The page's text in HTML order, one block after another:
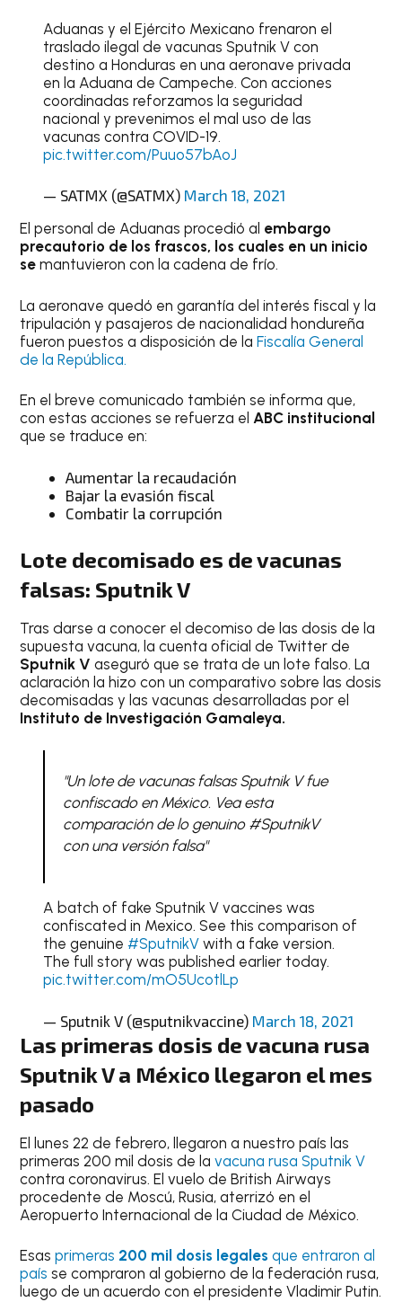
Aduanas y el Ejército Mexicano frenaron el
traslado ilegal de vacunas Sputnik V con
destino a Honduras en una aeronave privada
en la Aduana de Campeche. Con acciones
coordinadas reforzamos la seguridad
nacional y prevenimos el mal uso de las
vacunas contra COVID-19.
pic.twitter.com/Puuo57bAoJ
— SATMX (@SATMX) March 18, 2021
El personal de Aduanas procedió al embargo
precautorio de los frascos, los cuales en un inicio
semantuvieron con la cadena de frío.
La aeronave quedó en garantía del interés fiscal y la
tripulación y pasajeros de nacionalidad hondureña
fueron puestos a disposición de laFiscalía General
de la República.
En el breve comunicado también se informa que,
con estas acciones se refuerza el ABC institucional
que se traduce en:
Aumentar la recaudación
Bajar la evasión fiscal
Combatir la corrupción
Lote decomisado es de vacunas
falsas: Sputnik V
Tras darse a conocer el decomiso de las dosis de la
supuesta vacuna, la cuenta oficial de Twitter de
Sputnik V aseguró que se trata de un lote falso. La
aclaración la hizo con un comparativo sobre las dosis
decomisadas y las vacunas desarrolladas por el
Instituto de Investigación Gamaleya.
"Un lote de vacunas falsas Sputnik V fue
confiscado en México. Vea esta
comparación de lo genuino #SputnikV
con una versión falsa"
A batch of fake Sputnik V vaccines was
confiscated in Mexico. See this comparison of
the genuine #SputnikVwith a fake version.
The full story was published earlier today.
pic.twitter.com/mO5UcotlLp
— Sputnik V (@sputnikvaccine) March 18, 2021
Las primeras dosis de vacuna rusa
Sputnik V a México llegaron el mes
pasado
El lunes 22 de febrero, llegaron a nuestro país las
primeras 200 mil dosis de lavacuna rusa Sputnik V
contra coronavirus. El vuelo de British Airways
procedente de Moscú, Rusia, aterrizó en el
Aeropuerto Internacional de la Ciudad de México.
Esas primeras 200 mil dosis legales que entraron al
país se compraron al gobierno de la federación rusa,
luego de un acuerdo con el presidente Vladimir Putin.